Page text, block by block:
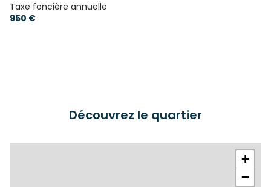
Taxe foncière annuelle
950 €
Découvrez le quartier
+
−